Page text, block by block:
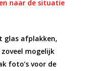
naar de situatie
glas afplakken,
mogelijk
foto’s voor de